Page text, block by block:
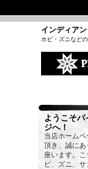
インディア
ホピ・ズニなど
ようこそパ
ジへ！
当店ホーム
頂き、誠に
座います。
ピ、ズニ、